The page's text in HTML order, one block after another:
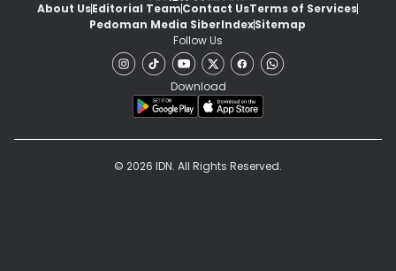
About UsEditorial TeamContact UsTerms of Services
Pedoman Media SiberIndexSitemap
Follow Us
Download
© 2026 IDN. All Rights Reserved.